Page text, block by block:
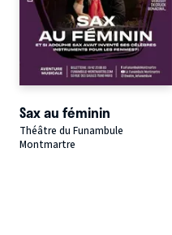
Sax au féminin
Théâtre du Funambule
Montmartre